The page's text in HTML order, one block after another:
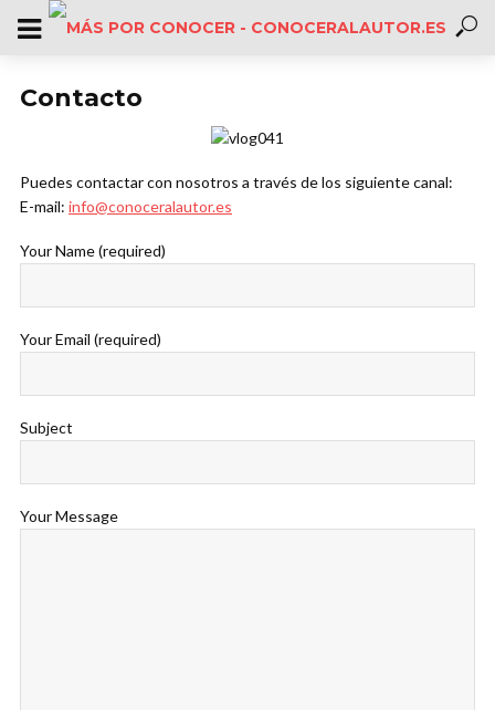
Contacto
Puedes contactar con nosotros a través de los siguiente canal:
E-mail: info@conoceralautor.es
Your Name (required)
Your Email (required)
Subject
Your Message